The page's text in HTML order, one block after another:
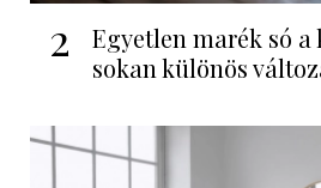
2
Egyetlen marék só a
sokan különös